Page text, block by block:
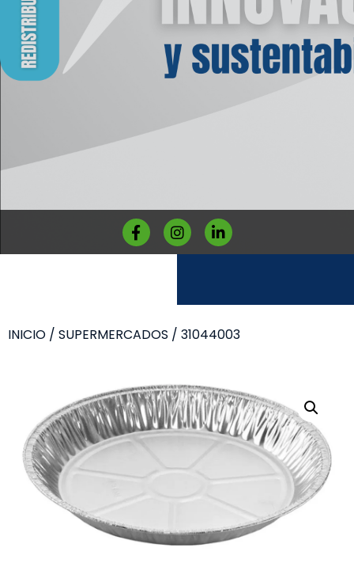
INICIO / SUPERMERCADOS / 31044003